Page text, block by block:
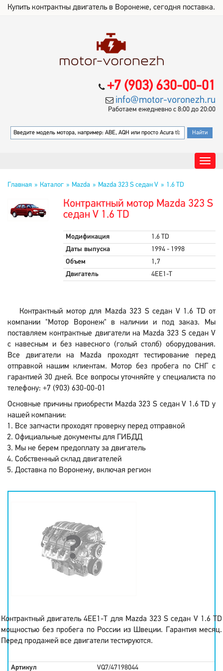
Купить контрактны двигатель в Воронеже, сегодня поставка.
+7 (903) 630-00-01
info@motor-voronezh.ru
Работаем ежедневно с 8:00 до 20:00
Главная Каталог Mazda Mazda 323 S седан V 1.6 TD
Контрактный мотор Mazda 323 S
седан V 1.6 TD
Модификация
1.6 TD
Даты выпуска
1994 - 1998
Объем
1,7
Двигатель
4EE1-T
Контрактный мотор для Mazda 323 S седан V 1.6 TD от
компании "Мотор Воронеж" в наличии и под заказ. Мы
поставляем контрактные двигатели на Mazda 323 S седан V
с навесным и без навесного (голый столб) оборудования.
Все двигатели на Mazda проходят тестирование перед
отправкой нашим клиентам. Мотор без пробега по СНГ с
гарантией 30 дней. Все вопросы уточняйте у специалиста по
телефону: +7 (903) 630-00-01
Основные причины приобрести Mazda 323 S седан V 1.6 TD у
нашей компании:
Все запчасти проходят проверку перед отправкой
Официальные документы для ГИБДД
Мы не берем предоплату за двигатель
Собственный склад двигателей
Доставка по Воронежу, включая регион
Контрактный двигатель 4EE1-T для Mazda 323 S седан V 1.6 TD
мощностью без пробега по России из Швеции. Гарантия месяц.
Перед продажей все двигатели тестируются.
Артикул VQ7/47198044